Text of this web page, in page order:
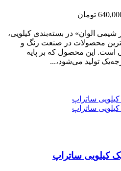
تومان
الوان» در بسته‌بندی کیلویی،
محصولات در صنعت رنگ و
این محصول که بر پایه
تولید می‌شود،...
کیلویی ساتراپ